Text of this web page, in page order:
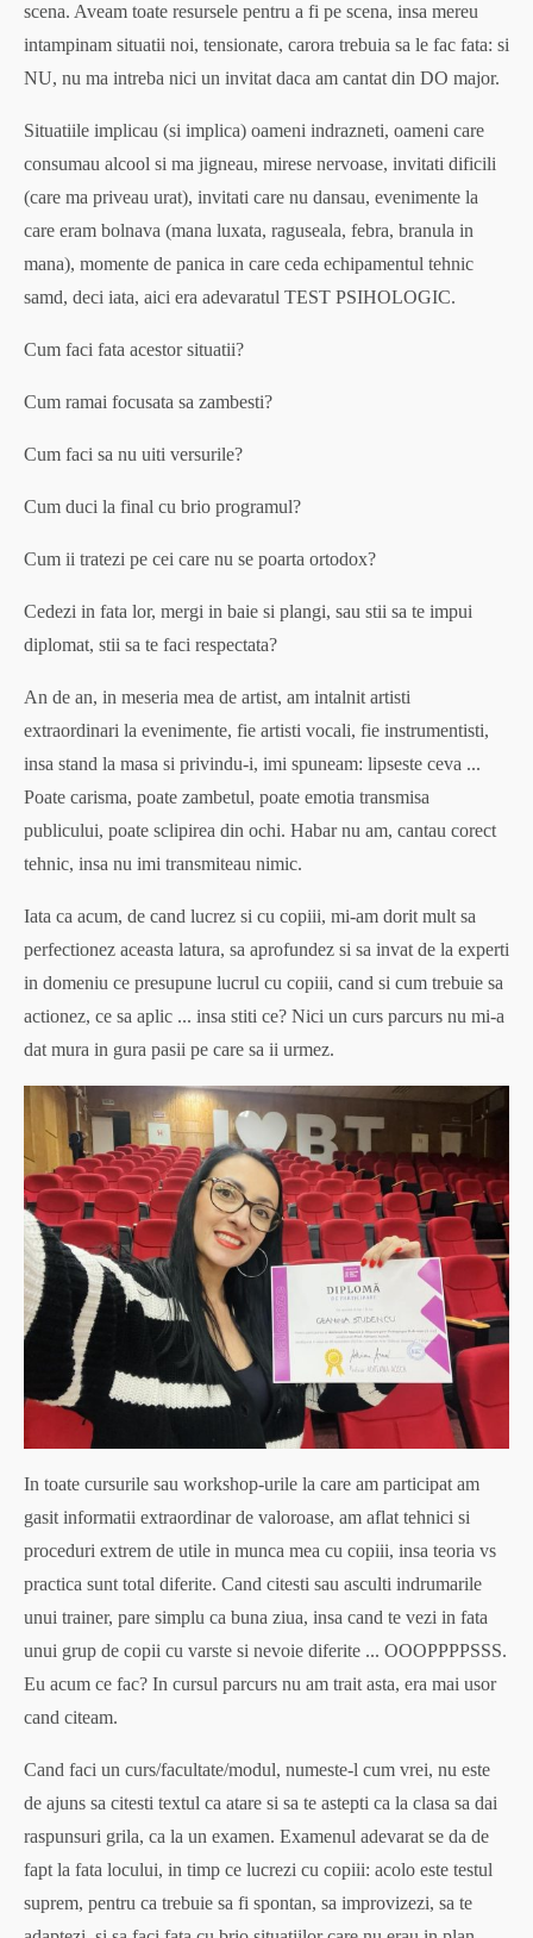
scena. Aveam toate resursele pentru a fi pe scena, insa mereu
intampinam situatii noi, tensionate, carora trebuia sa le fac fata: si
NU, nu ma intreba nici un invitat daca am cantat din DO major.
Situatiile implicau (si implica) oameni indrazneti, oameni care
consumau alcool si ma jigneau, mirese nervoase, invitati dificili
(care ma priveau urat), invitati care nu dansau, evenimente la
care eram bolnava (mana luxata, raguseala, febra, branula in
mana), momente de panica in care ceda echipamentul tehnic
samd, deci iata, aici era adevaratul TEST PSIHOLOGIC.
Cum faci fata acestor situatii?
Cum ramai focusata sa zambesti?
Cum faci sa nu uiti versurile?
Cum duci la final cu brio programul?
Cum ii tratezi pe cei care nu se poarta ortodox?
Cedezi in fata lor, mergi in baie si plangi, sau stii sa te impui
diplomat, stii sa te faci respectata?
An de an, in meseria mea de artist, am intalnit artisti
extraordinari la evenimente, fie artisti vocali, fie instrumentisti,
insa stand la masa si privindu-i, imi spuneam: lipseste ceva ...
Poate carisma, poate zambetul, poate emotia transmisa
publicului, poate sclipirea din ochi. Habar nu am, cantau corect
tehnic, insa nu imi transmiteau nimic.
Iata ca acum, de cand lucrez si cu copiii, mi-am dorit mult sa
perfectionez aceasta latura, sa aprofundez si sa invat de la experti
in domeniu ce presupune lucrul cu copiii, cand si cum trebuie sa
actionez, ce sa aplic ... insa stiti ce? Nici un curs parcurs nu mi-a
dat mura in gura pasii pe care sa ii urmez.
In toate cursurile sau workshop-urile la care am participat am
gasit informatii extraordinar de valoroase, am aflat tehnici si
proceduri extrem de utile in munca mea cu copiii, insa teoria vs
practica sunt total diferite. Cand citesti sau asculti indrumarile
unui trainer, pare simplu ca buna ziua, insa cand te vezi in fata
unui grup de copii cu varste si nevoie diferite ... OOOPPPPSSS.
Eu acum ce fac? In cursul parcurs nu am trait asta, era mai usor
cand citeam.
Cand faci un curs/facultate/modul, numeste-l cum vrei, nu este
de ajuns sa citesti textul ca atare si sa te astepti ca la clasa sa dai
raspunsuri grila, ca la un examen. Examenul adevarat se da de
fapt la fata locului, in timp ce lucrezi cu copiii: acolo este testul
suprem, pentru ca trebuie sa fi spontan, sa improvizezi, sa te